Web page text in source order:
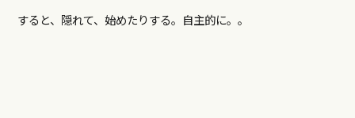
すると、隠れて、始めたりする。自主的に。。